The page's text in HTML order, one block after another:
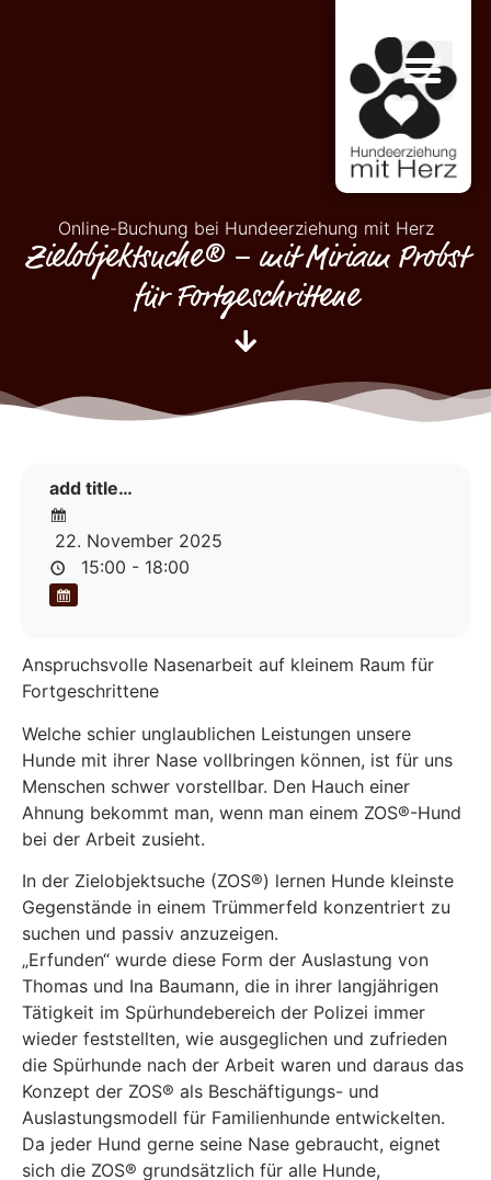
Online-Buchung bei Hundeerziehung mit Herz
Zielobjektsuche® – mit Miriam Probst
für Fortgeschrittene
add title…
22. November 2025
15:00 - 18:00
Anspruchsvolle Nasenarbeit auf kleinem Raum für
Fortgeschrittene
Welche schier unglaublichen Leistungen unsere
Hunde mit ihrer Nase vollbringen können, ist für uns
Menschen schwer vorstellbar. Den Hauch einer
Ahnung bekommt man, wenn man einem ZOS®-Hund
bei der Arbeit zusieht.
In der Zielobjektsuche (ZOS®) lernen Hunde kleinste
Gegenstände in einem Trümmerfeld konzentriert zu
suchen und passiv anzuzeigen.
„Erfunden“ wurde diese Form der Auslastung von
Thomas und Ina Baumann, die in ihrer langjährigen
Tätigkeit im Spürhundebereich der Polizei immer
wieder feststellten, wie ausgeglichen und zufrieden
die Spürhunde nach der Arbeit waren und daraus das
Konzept der ZOS® als Beschäftigungs- und
Auslastungsmodell für Familienhunde entwickelten.
Da jeder Hund gerne seine Nase gebraucht, eignet
sich die ZOS® grundsätzlich für alle Hunde,